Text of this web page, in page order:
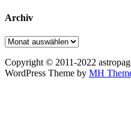
Archiv
Archiv
Copyright © 2011-2022
WordPress Theme by MH